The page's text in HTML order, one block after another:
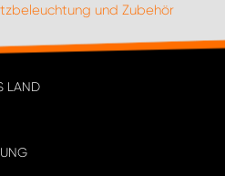
und Zubehör
LAND